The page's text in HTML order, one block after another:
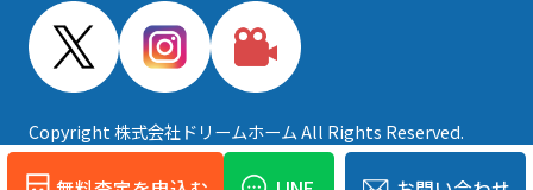
Copyright 株式会社ドリームホーム All Rights Reserved.